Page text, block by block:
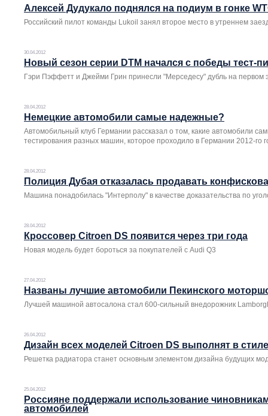
Алексей Дудукало поднялся на подиум в гонке
Российский пилот команды Lukoil занял второе место в утреннем
30.04.2012
Новый сезон серии DTM начался с победы тест-
Гэри Пэффетт и Джейми Грин принесли "Мерседесу" дубль на первом
28.04.2012
Немецкие автомобили самые надежные?
Автомобильный клуб Германии рассказал о том, какие автомобили
тестирования разных машин, которое проходило в Германии 2012-го
28.04.2012
Полиция Дубая отказалась продавать
Машина понадобилась "Интерполу" в качестве доказательства по
28.04.2012
Кроссовер Citroen DS появится через три года
Новая модель будет бороться за покупателей с Audi Q3
27.04.2012
Названы лучшие автомобили Пекинского
Лучшей машиной автосалона стал 600-сильный внедорожник
26.04.2012
Дизайн всех моделей Citroen DS выполнят в
Решетка радиатора станет основным элементом дизайна будущих
25.04.2012
Россияне поддержали использование
автомобилей